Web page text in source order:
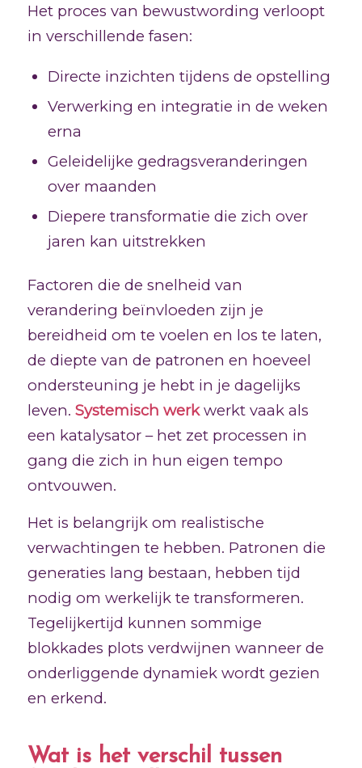
Het proces van bewustwording verloopt
in verschillende fasen:
Directe inzichten tijdens de opstelling
Verwerking en integratie in de weken
erna
Geleidelijke gedragsveranderingen
over maanden
Diepere transformatie die zich over
jaren kan uitstrekken
Factoren die de snelheid van
verandering beïnvloeden zijn je
bereidheid om te voelen en los te laten,
de diepte van de patronen en hoeveel
ondersteuning je hebt in je dagelijks
leven. Systemisch werkwerkt vaak als
een katalysator – het zet processen in
gang die zich in hun eigen tempo
ontvouwen.
Het is belangrijk om realistische
verwachtingen te hebben. Patronen die
generaties lang bestaan, hebben tijd
nodig om werkelijk te transformeren.
Tegelijkertijd kunnen sommige
blokkades plots verdwijnen wanneer de
onderliggende dynamiek wordt gezien
en erkend.
Wat is het verschil tussen